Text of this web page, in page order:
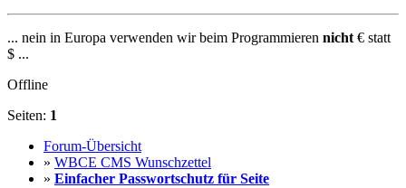
... nein in Europa verwenden wir beim Programmieren nicht € statt
$ ...
Offline
Seiten: 1
Forum-Übersicht
» WBCE CMS Wunschzettel
» Einfacher Passwortschutz für Seite